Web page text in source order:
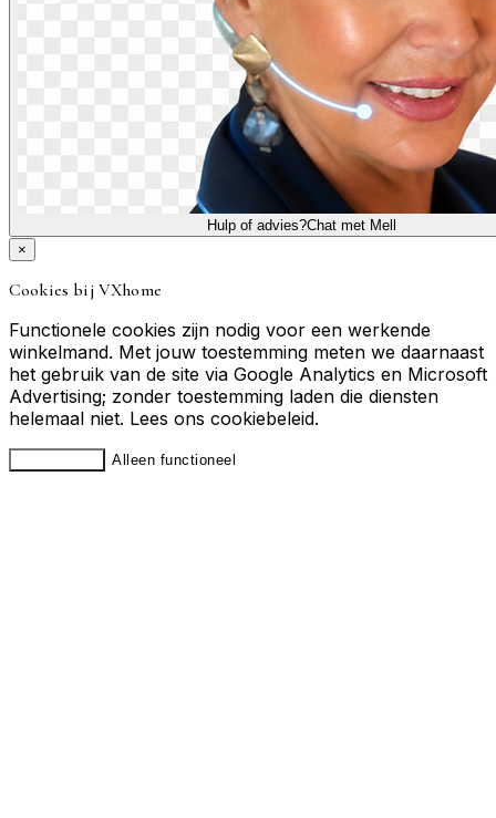
Hulp of advies?Chat met Mell
×
Cookies bij VXhome
Functionele cookies zijn nodig voor een werkende
winkelmand. Met jouw toestemming meten we daarnaast
het gebruik van de site via Google Analytics en Microsoft
Advertising; zonder toestemming laden die diensten
helemaal niet. Lees ons cookiebeleid.
Alleen functioneel